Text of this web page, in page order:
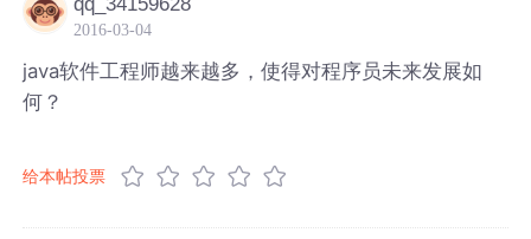
2016-03-04
java软件工程师越来越多，使得对程序员未来发展如
何？
给本帖投票